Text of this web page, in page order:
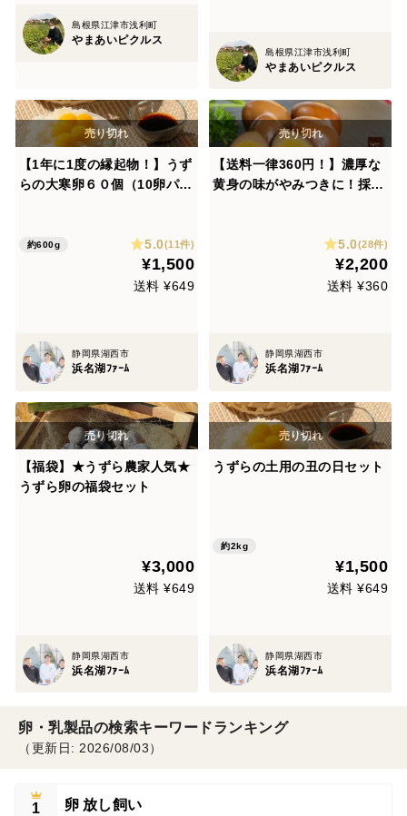
島根県江津市浅利町
やまあいピクルス
島根県江津市浅利町
やまあいピクルス
【1年に1度の縁起物！】うず
らの大寒卵６０個（10卵パッ
約600g 5.0(11件)
¥1,500
送料 ¥649
静岡県湖西市
浜名湖ﾌｧｰﾑ
【送料一律360円！】濃厚な
黄身の味がやみつきに！採れ
5.0(28件)
¥2,200
送料 ¥360
静岡県湖西市
浜名湖ﾌｧｰﾑ
【福袋】★うずら農家人気★
うずら卵の福袋セット
¥3,000
送料 ¥649
静岡県湖西市
浜名湖ﾌｧｰﾑ
うずらの土用の丑の日セット
約2kg
¥1,500
送料 ¥649
静岡県湖西市
浜名湖ﾌｧｰﾑ
卵・乳製品の検索キーワードランキング
（更新日: 2026/08/03）
1 卵 放し飼い